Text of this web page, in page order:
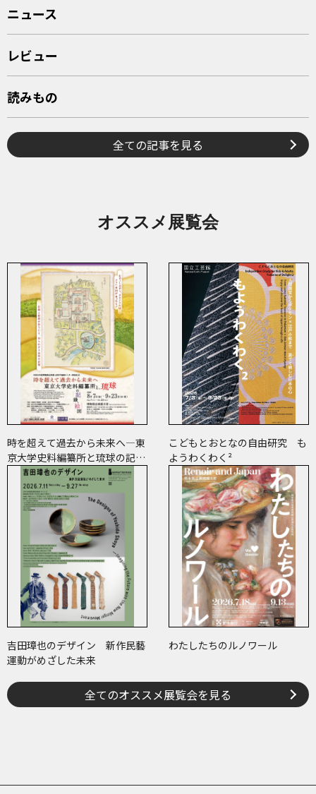
ニュース
レビュー
読みもの
全ての記事を見る
オススメ展覧会
時を超えて過去から未来へ―東
京大学史料編纂所と琉球の記
録・絵図―
こどもとおとなの自由研究 も
ようわくわく²
吉田璋也のデザイン 新作民藝
運動がめざした未来
わたしたちのルノワール
全てのオススメ展覧会を見る